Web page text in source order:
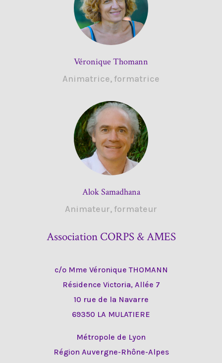
Véronique Thomann
Animatrice, formatrice
Alok Samadhana
Animateur, formateur
Association CORPS & AMES
c/o Mme Véronique THOMANN
Résidence Victoria, Allée 7
10 rue de la Navarre
69350 LA MULATIERE
Métropole de Lyon
Région Auvergne-Rhône-Alpes